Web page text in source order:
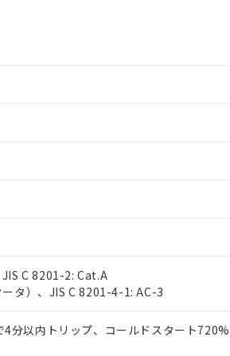
C 8201-2: Cat.A
タ）、JIS C 8201-4-1: AC-3
分以内トリップ、コールドスタート
有に対応した製品が提供可能な商品です
に対応した製品に切り替える予定のある商